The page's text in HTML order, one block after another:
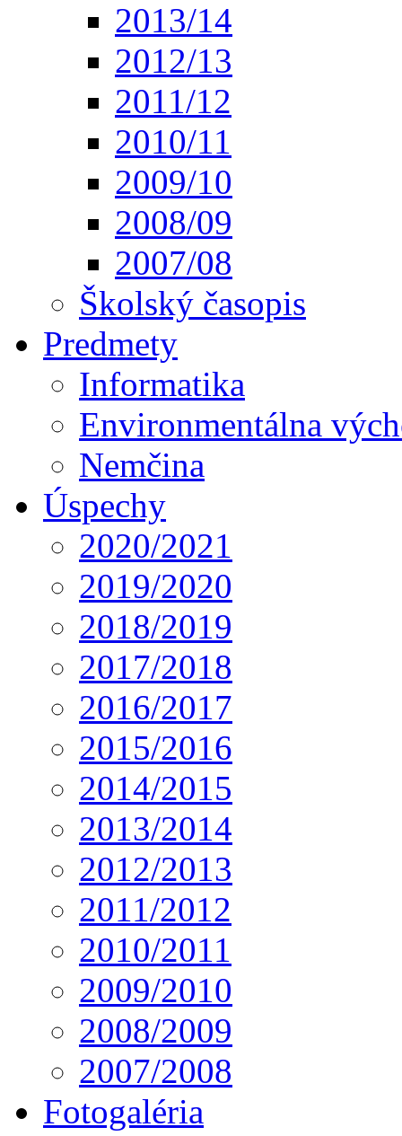
2013/14
2012/13
2011/12
2010/11
2009/10
2008/09
2007/08
Školský časopis
Predmety
Informatika
Environmentálna
Nemčina
Úspechy
2020/2021
2019/2020
2018/2019
2017/2018
2016/2017
2015/2016
2014/2015
2013/2014
2012/2013
2011/2012
2010/2011
2009/2010
2008/2009
2007/2008
Fotogaléria